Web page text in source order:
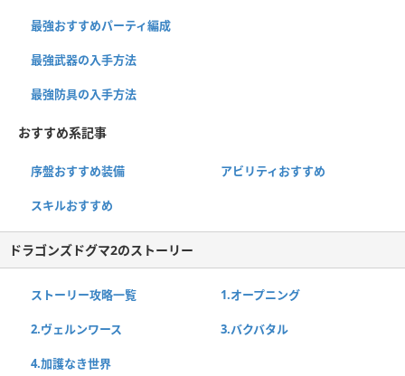
最強おすすめパーティ編成
最強武器の入手方法
最強防具の入手方法
おすすめ系記事
序盤おすすめ装備 アビリティおすすめ
スキルおすすめ
ドラゴンズドグマ2のストーリー
ストーリー攻略一覧 1.オープニング
2.ヴェルンワース 3.バクバタル
4.加護なき世界